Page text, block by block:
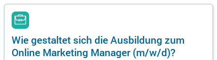
Wie gestaltet sich die Ausbildung zum
Online Marketing Manager (m/w/d)?